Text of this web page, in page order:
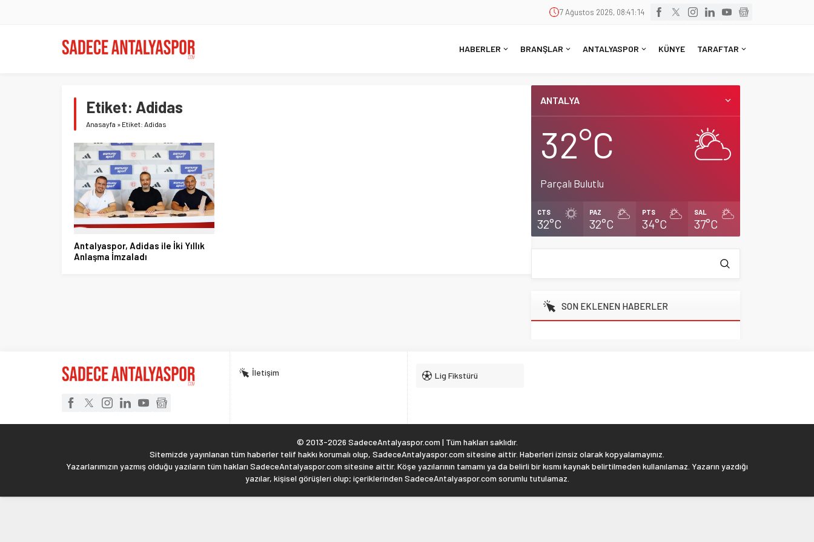
7 Ağustos 2026, 08:41:15
HABERLER BRANŞLAR ANTALYASPOR KÜNYE TARAFTAR
Etiket: Adidas
Anasayfa » Etiket: Adidas
Antalyaspor, Adidas ile İki Yıllık
Anlaşma İmzaladı
ANTALYA
32°C
Parçalı Bulutlu
CTS
32°C
PAZ
32°C
PTS
34°C
SAL
37°C
SON EKLENEN HABERLER
İletişim Lig Fikstürü
© 2013-2026 SadeceAntalyaspor.com | Tüm hakları saklıdır.
Sitemizde yayınlanan tüm haberler telif hakkı korumalı olup, SadeceAntalyaspor.com sitesine aittir. Haberleri izinsiz olarak kopyalamayınız.
Yazarlarımızın yazmış olduğu yazıların tüm hakları SadeceAntalyaspor.com sitesine aittir. Köşe yazılarının tamamı ya da belirli bir kısmı kaynak belirtilmeden kullanılamaz. Yazarın yazdığı
yazılar, kişisel görüşleri olup; içeriklerinden SadeceAntalyaspor.com sorumlu tutulamaz.